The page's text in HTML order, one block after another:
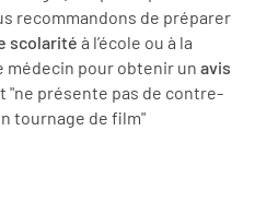
recommandons de préparer
scolarité à l’école ou à la
médecin pour obtenir un avis
"ne présente pas de contre-
tournage de film"